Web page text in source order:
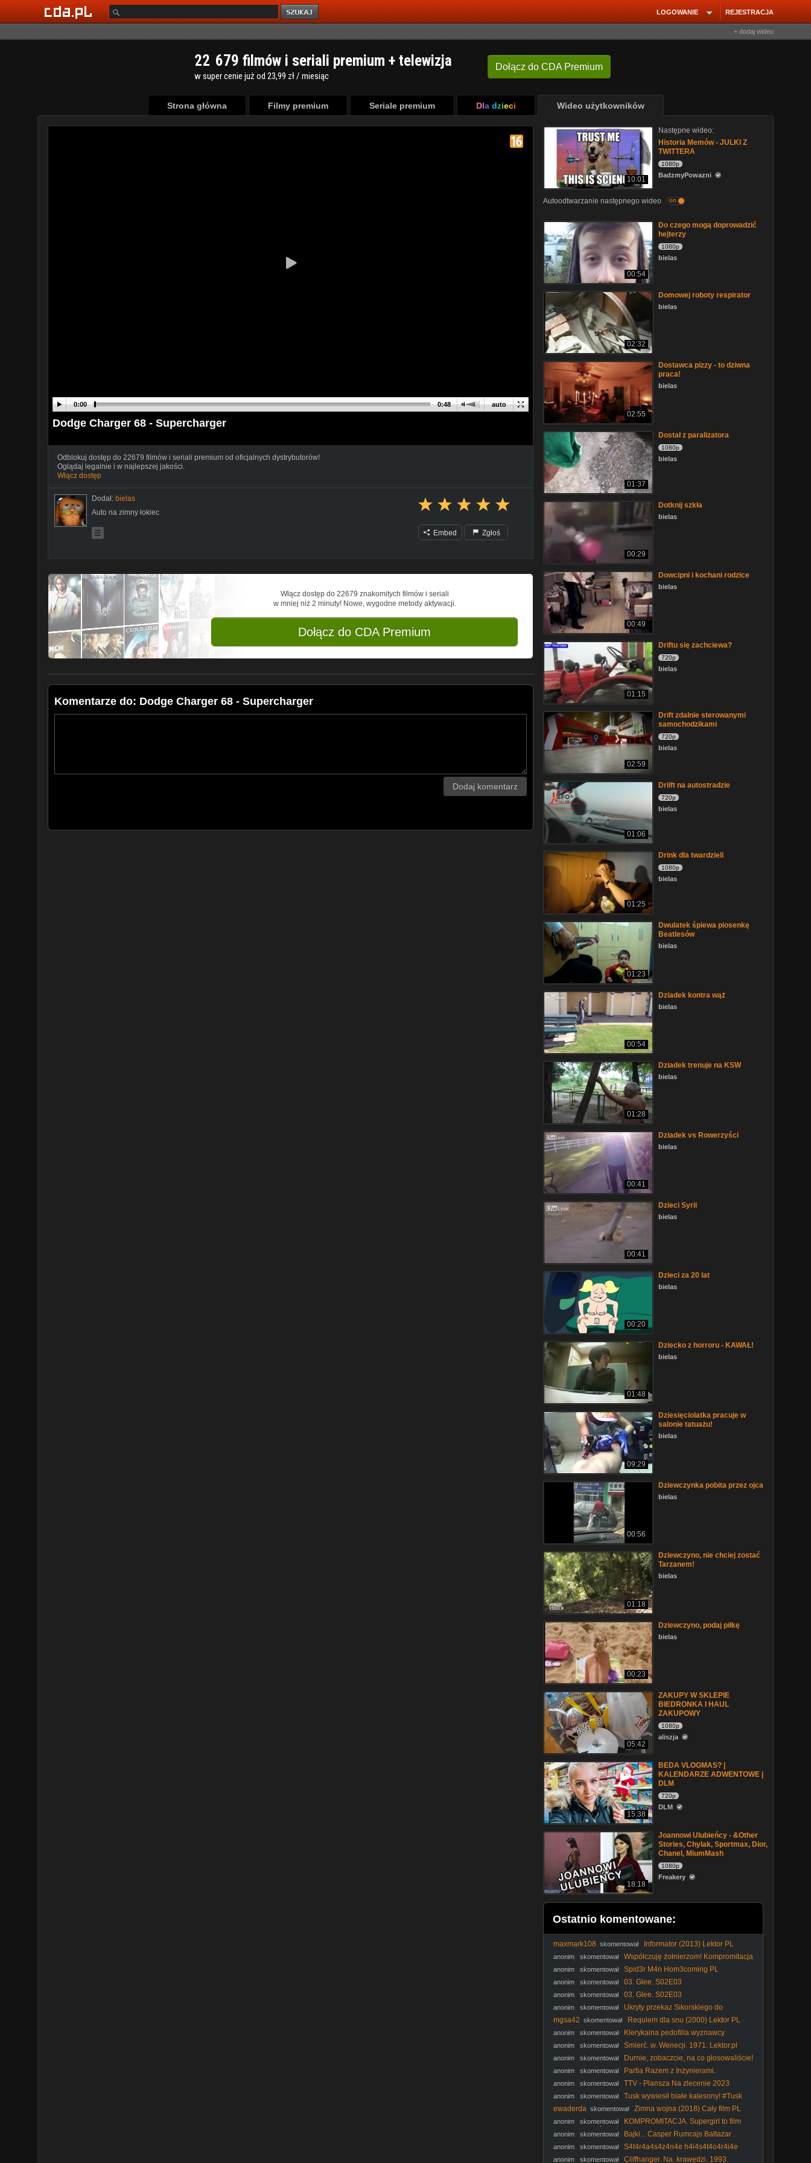
REJESTRACJA
LOGOWANIE
+ dodaj wideo
Dołącz do CDA Premium
22 679 filmów i seriali premium + telewizja
w super cenie już od 23,99 zł / miesiąc
Strona główna Filmy premium Seriale premium Dla dzieci Wideo użytkowników
auto
0:00 0:48
Dodge Charger 68 - Supercharger
Odblokuj dostęp do 22679 filmów i seriali premium od oficjalnych dystrybutorów!
Oglądaj legalnie i w najlepszej jakości.
Włącz dostęp
Dodał: bielas
Auto na zimny łokiec
Embed Zgłoś
Włącz dostęp do 22679 znakomitych filmów i seriali
w mniej niż 2 minuty! Nowe, wygodne metody aktywacji.
Dołącz do CDA Premium
Komentarze do: Dodge Charger 68 - Supercharger
Dodaj komentarz
10:01
Następne wideo:
Historia Memów - JULKI Z
TWITTERA
1080p
BadzmyPowazni
Autoodtwarzanie następnego wideo on
00:54
Do czego mogą doprowadzić
hejterzy
1080p
bielas
02:32
Domowej roboty respirator
bielas
02:55
Dostawca pizzy - to dziwna
praca!
bielas
01:37
Dostał z paralizatora
1080p
bielas
00:29
Dotknij szkła
bielas
00:49
Dowcipni i kochani rodzice
bielas
01:15
Driftu się zachciewa?
720p
bielas
02:59
Drift zdalnie sterowanymi
samochodzikami
720p
bielas
01:06
Driift na autostradzie
720p
bielas
01:25
Drink dla twardzieli
1080p
bielas
01:23
Dwulatek śpiewa piosenkę
Beatlesów
bielas
00:54
Dziadek kontra wąż
bielas
01:28
Dziadek trenuje na KSW
bielas
00:41
Dziadek vs Rowerzyści
bielas
00:41
Dzieci Syrii
bielas
00:20
Dzieci za 20 lat
bielas
01:48
Dziecko z horroru - KAWAŁ!
bielas
09:29
Dziesięciolatka pracuje w
salonie tatuażu!
bielas
00:56
Dziewczynka pobita przez ojca
bielas
01:18
Dziewczyno, nie chciej zostać
Tarzanem!
bielas
00:23
Dziewczyno, podaj piłkę
bielas
05:42
ZAKUPY W SKLEPIE
BIEDRONKA I HAUL
ZAKUPOWY
1080p
aliszja
15:38
BEDA VLOGMAS? |
KALENDARZE ADWENTOWE |
DLM
720p
DLM
18:18
Joannowi Ulubieńcy - &Other
Stories, Chylak, Sportmax, Dior,
Chanel, MiumMash
1080p
Freakery
Ostatnio komentowane:
maxmark108 skomentował Informator (2013) Lektor PL
anonim skomentował
Współczuję żołnierzom! Kompromitacja
Sobkowiak-Czarneckiej u terytorialsów
anonim skomentował Spid3r M4n Hom3coming PL
anonim skomentował 03. Glee. S02E03
anonim skomentował 03. Glee. S02E03
anonim skomentował
Ukryty przekaz Sikorskiego do
Nawrockiego #Sikorski #Nawrocki #Batyr #SilniRazem
#Wetoman
mgsa42 skomentował Requiem dla snu (2000) Lektor PL
anonim skomentował
Klerykalna pedofilia wyznawcy
Molocha #kler #katolicyzm #Kościółkatolicki #katokomuna
anonim skomentował Śmierć. w. Wenecji. 1971. Lektor.pl
anonim skomentował
Durnie, zobaczcie, na co głosowaliście!
#Nawrocki #Batyr #protestanci #wybory2025 #polityka
anonim skomentował Partia Razem z Inżynierami.
anonim skomentował TTV - Plansza Na zlecenie 2023
anonim skomentował
Tusk wywiesił białe kalesony! #Tusk
#Kaczyński #DwieWieże #umorzenie #prokuratura #polityka
ewaderda skomentował Zimna wojna (2018) Cały film PL
anonim skomentował
KOMPROMITACJA. Supergirl to film
GORSZY OD ŚNIEŻKI Rachel Zegler. Niżej upaść już nie
anonim skomentował
Bajki... Casper Rumcajs Baltazar .
Koralgor..VID-1737647255669
anonim skomentował
S4t4r4a4s4z4n4e h4i4s4t4o4r4i4e
anonim skomentował Cliffhanger. Na. krawędzi. 1993.